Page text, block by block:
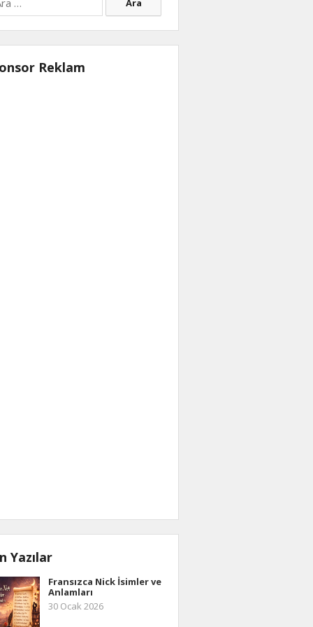
Reklam
Yazılar
Fransızca Nick İsimler ve
Anlamları
30 Ocak 2026